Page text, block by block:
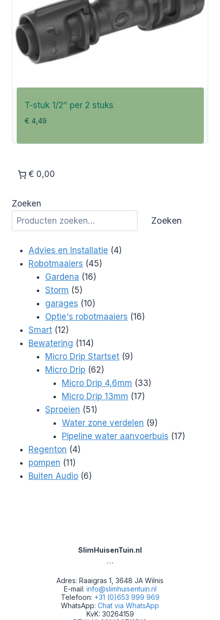
T-stuk 1/2″ per 2 stuks
€ 4,49
€ 0,00
Zoeken
Zoeken
Advies en Installatie 44
Robotmaaiers 4545
Gardena 1616
Storm 55
producten
garages 1010
producten
Optie's robotmaaiers 1616
Smart 1212
producten
Bewatering 114114
producten
Micro Drip Startset 99
Micro Drip 6262
producten
Micro Drip 4,6mm 3333
Micro Drip 13mm 1717
Sproeien 5151
producten
Water zone verdelen 99
producten
Pipeline water aanvoerbuis 1717
Regenton 44
pompen 1111
producten
Buiten Audio 66
SlimHuisenTuin.nl
```
Adres: Raaigras 1, 3648 JA Wilnis
E-mail: info@slimhuisentuin.nl
Telefoon: +31 (0)653 999 969
WhatsApp: Chat via WhatsApp
KvK: 30264159